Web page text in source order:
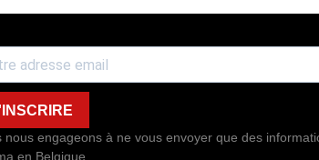
nous engageons à ne vous envoyer que des
en Belgique.